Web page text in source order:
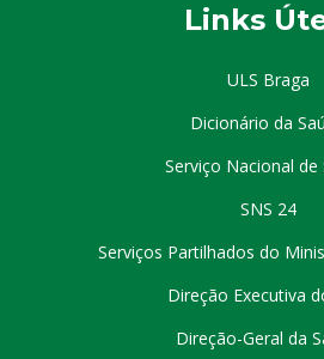
Links
ULS Braga
Dicionário da
Serviço Nacional de
SNS 24
Serviços Partilhados do
Direção Executiva
Direção-Geral da